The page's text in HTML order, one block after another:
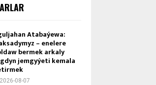
Atabaýewa:
– enelere
bermek arkaly
jemgyýeti kemala
2026-08-07